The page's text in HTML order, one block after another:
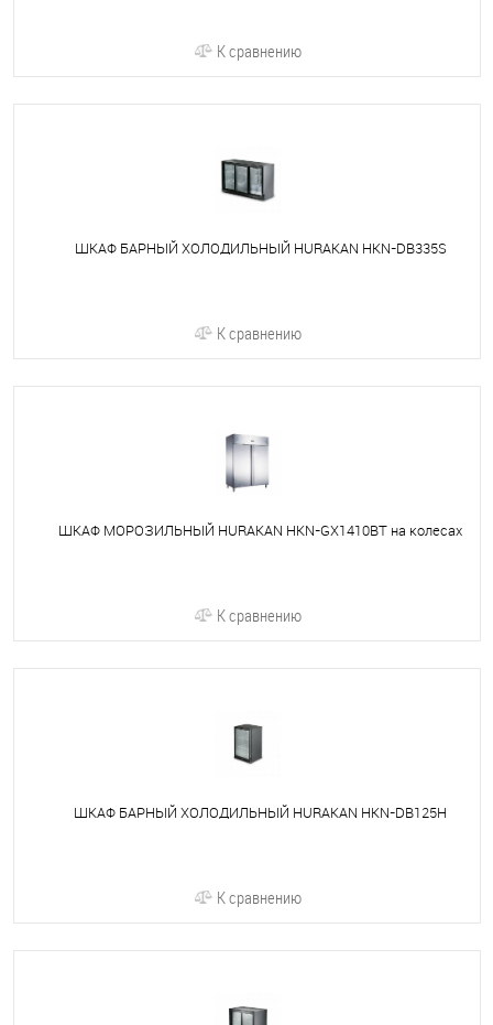
К сравнению
ШКАФ БАРНЫЙ ХОЛОДИЛЬНЫЙ HURAKAN HKN-DB335S
К сравнению
ШКАФ МОРОЗИЛЬНЫЙ HURAKAN HKN-GX1410BT на колесах
К сравнению
ШКАФ БАРНЫЙ ХОЛОДИЛЬНЫЙ HURAKAN HKN-DB125H
К сравнению